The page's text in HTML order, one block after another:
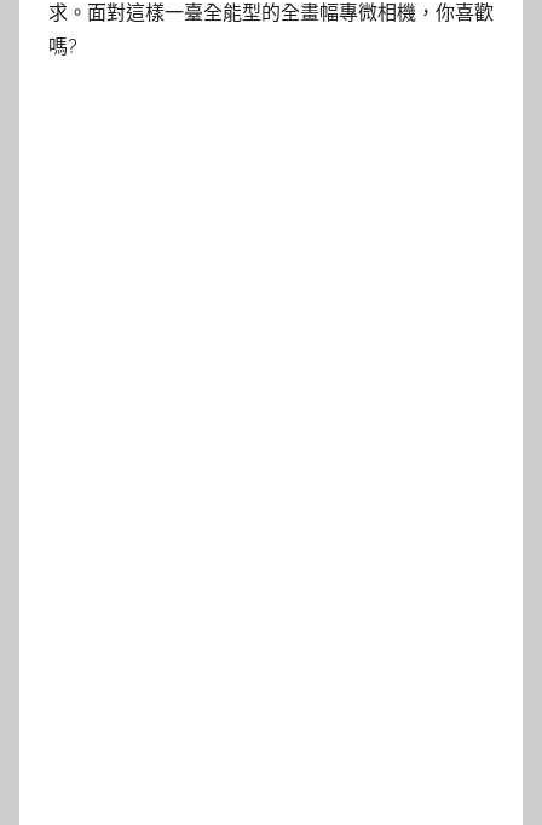
求。面對這樣一臺全能型的全畫幅專微相機，你喜歡
嗎?